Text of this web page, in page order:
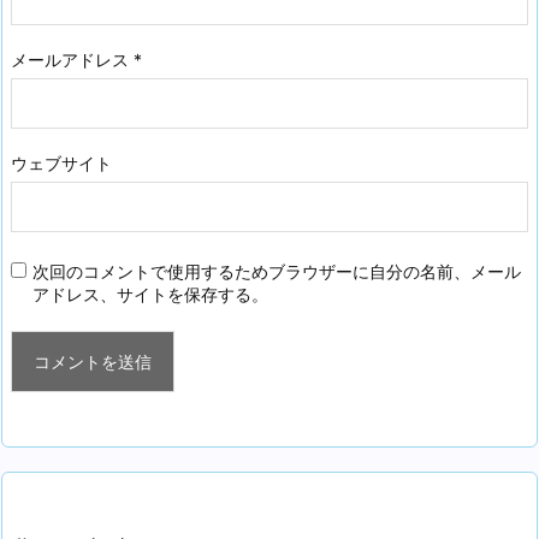
メールアドレス *
ウェブサイト
次回のコメントで使用するためブラウザーに自分の名前、メール
アドレス、サイトを保存する。